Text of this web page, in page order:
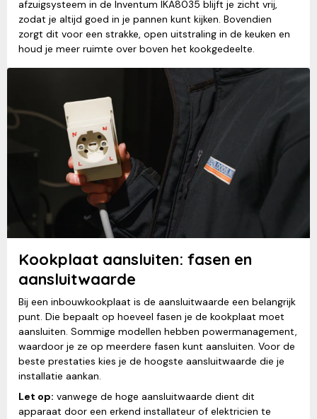
afzuigsysteem in de Inventum IKA8035 blijft je zicht vrij,
zodat je altijd goed in je pannen kunt kijken. Bovendien
zorgt dit voor een strakke, open uitstraling in de keuken en
houd je meer ruimte over boven het kookgedeelte.
Kookplaat aansluiten: fasen en
aansluitwaarde
Bij een inbouwkookplaat is de aansluitwaarde een belangrijk
punt. Die bepaalt op hoeveel fasen je de kookplaat moet
aansluiten. Sommige modellen hebben powermanagement,
waardoor je ze op meerdere fasen kunt aansluiten. Voor de
beste prestaties kies je de hoogste aansluitwaarde die je
installatie aankan.
Let op: vanwege de hoge aansluitwaarde dient dit
apparaat door een erkend installateur of elektricien te